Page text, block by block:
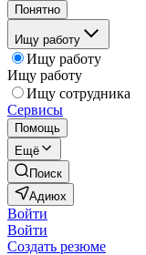
Понятно
Ищу работу
Ищу работу
Ищу работу
Ищу сотрудника
Сервисы
Помощь
Ещё
Поиск
Адиюх
Войти
Войти
Создать резюме